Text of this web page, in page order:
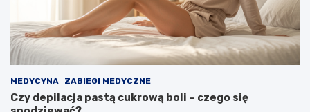
MEDYCYNA ZABIEGI MEDYCZNE
Czy depilacja pastą cukrową boli – czego się